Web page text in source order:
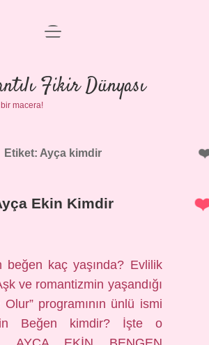
Anasayfa
Gizlilik Politikası
Yasal Uyarı
menüyü
Fikir Dünyası
macera!
Etiket: Ayça kimdir
Ekin Kimdir
beğen kaç yaşında? Evlilik
ve romantizmin yaşandığı
Olur” programının ünlü ismi
Beğen kimdir? İşte o